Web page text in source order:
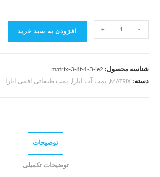
-
+ افزودن به سبد خرید
شناسه محصول: matrix-3-8t-1-3-ie2
دسته:MATRIX
, پمپ آب ابارا, پمپ طبقاتی افقی ابارا
توضیحات
توضیحات تکمیلی